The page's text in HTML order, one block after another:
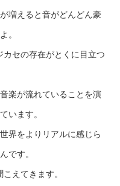
増えると音がどんどん豪
。
セの存在がとくに目立つ
楽が流れていることを演
います。
界をよりリアルに感じら
です。
えてきます。